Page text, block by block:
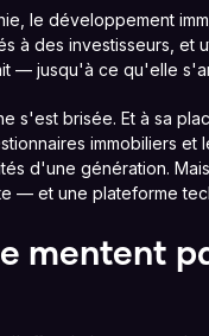
le développement
à des investisseurs, et
— jusqu'à ce qu'elle
s'est brisée. Et à sa
immobiliers
d'une génération.
— et une plateforme
mentent